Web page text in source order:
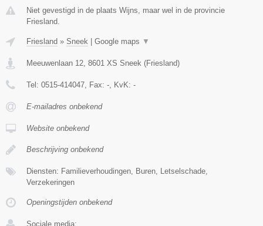
Niet gevestigd in de plaats Wijns, maar wel in de provincie
Friesland.
Friesland » Sneek | Google maps ▼
Meeuwenlaan 12 8601 XS Sneek (Friesland)
Tel: 0515-414047 , Fax: - , KvK: -
E-mailadres onbekend
Website onbekend
Beschrijving onbekend
Diensten: Familieverhoudingen, Buren, Letselschade,
Verzekeringen
Openingstijden onbekend
Sociale media: